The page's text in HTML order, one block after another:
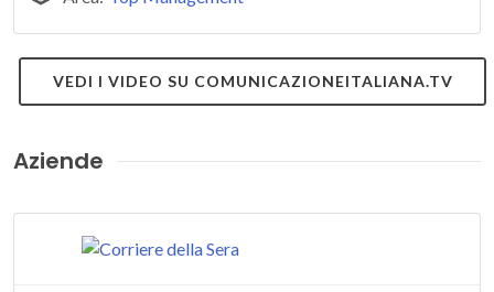
VEDI I VIDEO SU COMUNICAZIONEITALIANA.TV
Aziende